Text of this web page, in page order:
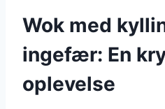
Wok med
ingefær: En
oplevelse